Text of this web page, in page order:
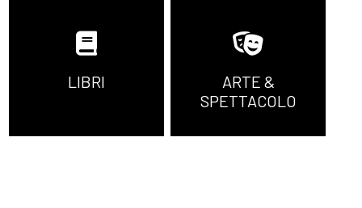
[22]
Plasticamente, il
manuale pratico di Elena
Genero Santoro: un estratto
LIBRI
ARTE &
SPETTACOLO